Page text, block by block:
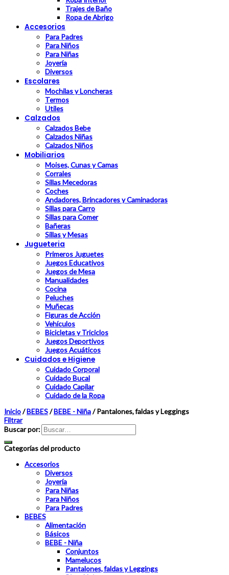
Trajes de Baño
Ropa de Abrigo
Accesorios
Para Padres
Para Niños
Para Niñas
Joyería
Diversos
Escolares
Mochilas y Loncheras
Termos
Utiles
Calzados
Calzados Bebe
Calzados Niñas
Calzados Niños
Mobiliarios
Moises, Cunas y Camas
Corrales
Sillas Mecedoras
Coches
Andadores, Brincadores y Caminadoras
Sillas para Carro
Sillas para Comer
Bañeras
Sillas y Mesas
Jugueteria
Primeros Juguetes
Juegos Educativos
Juegos de Mesa
Manualidades
Cocina
Peluches
Muñecas
Figuras de Acción
Vehículos
Bicicletas y Triciclos
Juegos Deportivos
Juegos Acuáticos
Cuidados e Higiene
Cuidado Corporal
Cuidado Bucal
Cuidado Capilar
Cuidado de la Ropa
Inicio/BEBES/BEBE - Niña/Pantalones, faldas y Leggings
Filtrar
Buscar por:
Categorías del producto
Accesorios
Diversos
Joyería
Para Niñas
Para Niños
Para Padres
BEBES
Alimentación
Básicos
BEBE - Niña
Conjuntos
Mamelucos
Pantalones, faldas y Leggings